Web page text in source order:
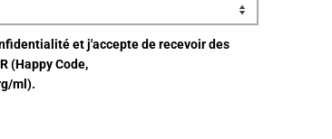
et j'accepte de recevoir des
(Happy Code,
ml).